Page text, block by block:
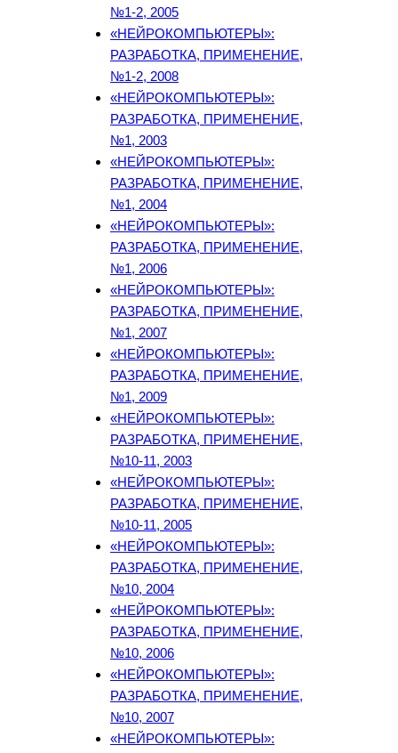
№1-2, 2005
«НЕЙРОКОМПЬЮТЕРЫ»:
РАЗРАБОТКА, ПРИМЕНЕНИЕ,
№1-2, 2008
«НЕЙРОКОМПЬЮТЕРЫ»:
РАЗРАБОТКА, ПРИМЕНЕНИЕ,
№1, 2003
«НЕЙРОКОМПЬЮТЕРЫ»:
РАЗРАБОТКА, ПРИМЕНЕНИЕ,
№1, 2004
«НЕЙРОКОМПЬЮТЕРЫ»:
РАЗРАБОТКА, ПРИМЕНЕНИЕ,
№1, 2006
«НЕЙРОКОМПЬЮТЕРЫ»:
РАЗРАБОТКА, ПРИМЕНЕНИЕ,
№1, 2007
«НЕЙРОКОМПЬЮТЕРЫ»:
РАЗРАБОТКА, ПРИМЕНЕНИЕ,
№1, 2009
«НЕЙРОКОМПЬЮТЕРЫ»:
РАЗРАБОТКА, ПРИМЕНЕНИЕ,
№10-11, 2003
«НЕЙРОКОМПЬЮТЕРЫ»:
РАЗРАБОТКА, ПРИМЕНЕНИЕ,
№10-11, 2005
«НЕЙРОКОМПЬЮТЕРЫ»:
РАЗРАБОТКА, ПРИМЕНЕНИЕ,
№10, 2004
«НЕЙРОКОМПЬЮТЕРЫ»:
РАЗРАБОТКА, ПРИМЕНЕНИЕ,
№10, 2006
«НЕЙРОКОМПЬЮТЕРЫ»:
РАЗРАБОТКА, ПРИМЕНЕНИЕ,
№10, 2007
«НЕЙРОКОМПЬЮТЕРЫ»: